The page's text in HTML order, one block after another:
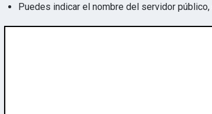
Puedes indicar el nombre del servidor